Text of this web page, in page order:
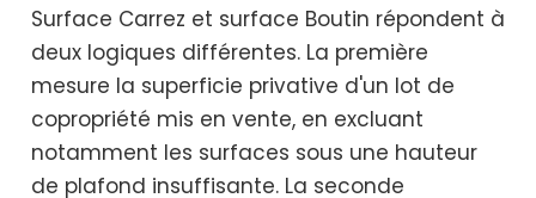
Surface Carrez et surface Boutin répondent à
deux logiques différentes. La première
mesure la superficie privative d'un lot de
copropriété mis en vente, en excluant
notamment les surfaces sous une hauteur
de plafond insuffisante. La seconde